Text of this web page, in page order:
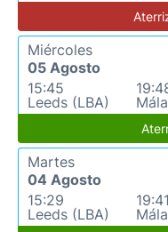
Miércoles
05 Agosto
15:45
Leeds (LBA)
Martes
04 Agosto
15:29
Leeds (LBA)
19:41